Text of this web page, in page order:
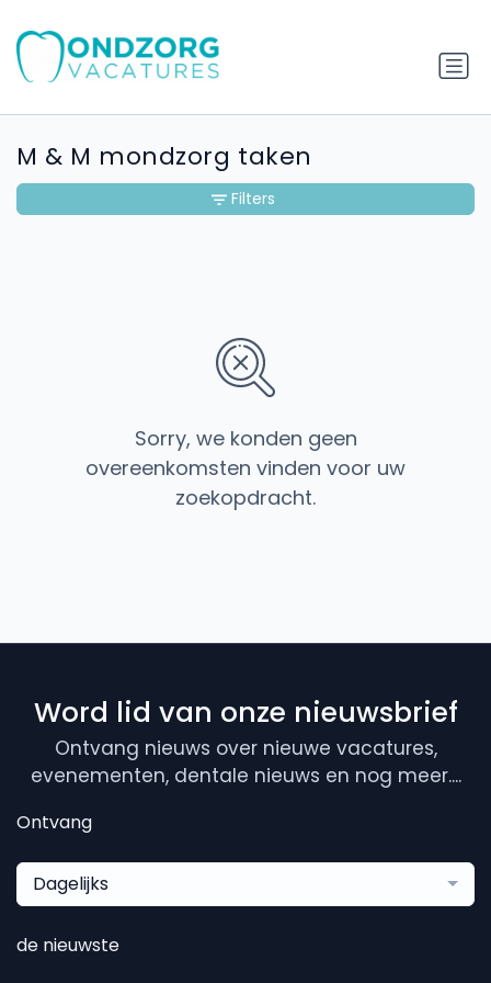
M & M mondzorg taken
Sorry, we konden geen
overeenkomsten vinden voor uw
zoekopdracht.
Filters
Word lid van onze nieuwsbrief
Ontvang nieuws over nieuwe vacatures,
evenementen, dentale nieuws en nog meer....
Ontvang
Dagelijks
de nieuwste